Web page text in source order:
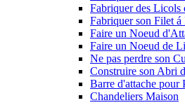
Fabriquer des Licols
Fabriquer son Filet á
Faire un Noeud
Faire un Noeud de
Ne pas perdre son
Construire son Abri
Barre d'attache pour
Chandeliers Maison